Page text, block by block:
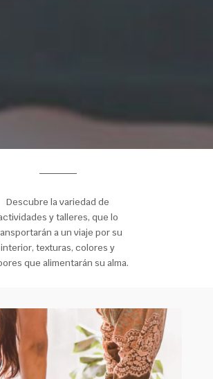
Descubre la variedad de
y talleres, que lo
a un viaje por su
interior, texturas, colores y
que alimentarán su alma.